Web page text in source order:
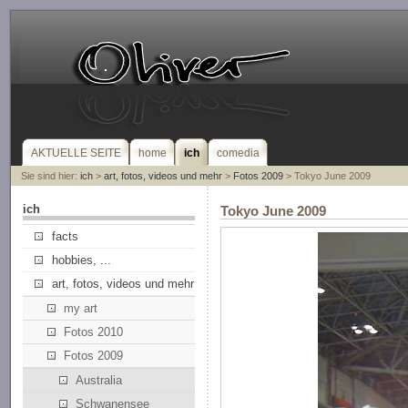
AKTUELLE SEITE home ich comedia
Sie sind hier: ich> art, fotos, videos und mehr> Fotos 2009> Tokyo June 2009
ich
facts
hobbies, ...
art, fotos, videos und mehr
my art
Fotos 2010
Fotos 2009
Australia
Schwanensee
Tokyo June 2009